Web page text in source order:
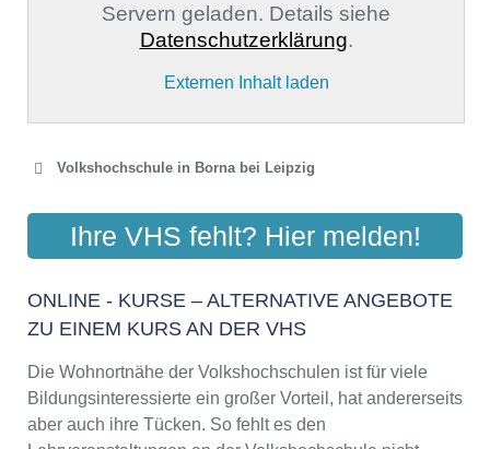
Servern geladen. Details siehe
Datenschutzerklärung.
Externen Inhalt laden
Volkshochschule in Borna bei Leipzig
VOLKSHOCHSCHULE
LANDKREIS LEIPZIG
Aktualisiert: August 2021
VOLKSHOCHSCHULE
LEIPZIGER LAND
Ihre VHS fehlt? Hier melden!
ONLINE - KURSE – ALTERNATIVE ANGEBOTE
ZU EINEM KURS AN DER VHS
Die Wohnortnähe der Volkshochschulen ist für viele
Bildungsinteressierte ein großer Vorteil, hat andererseits
aber auch ihre Tücken. So fehlt es den